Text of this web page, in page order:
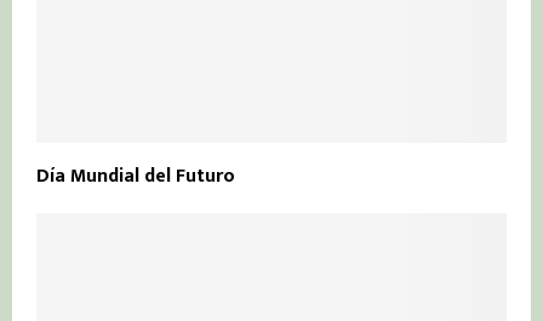
Día Mundial del Futuro